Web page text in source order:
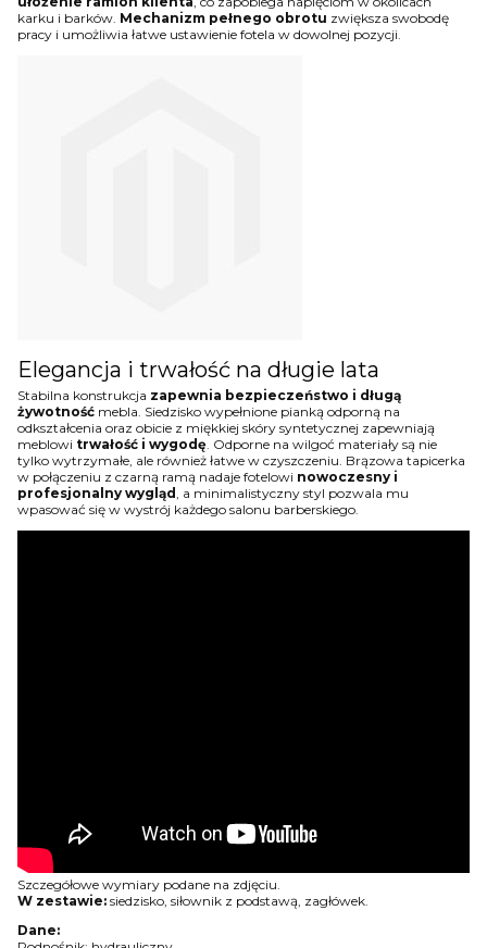
karku i barków. Mechanizm pełnego obrotu zwiększa swobodę
pracy i umożliwia łatwe ustawienie fotela w dowolnej pozycji.
Elegancja i trwałość na długie lata
Stabilna konstrukcja zapewnia bezpieczeństwo i długą
żywotność mebla. Siedzisko wypełnione pianką odporną na
odkształcenia oraz obicie z miękkiej skóry syntetycznej zapewniają
meblowi trwałość i wygodę . Odporne na wilgoć materiały są nie
tylko wytrzymałe, ale również łatwe w czyszczeniu. Brązowa tapicerka
w połączeniu z czarną ramą nadaje fotelowi nowoczesny i
profesjonalny wygląd , a minimalistyczny styl pozwala mu
wpasować się w wystrój każdego salonu barberskiego.
Szczegółowe wymiary podane na zdjęciu.
W zestawie: siedzisko, siłownik z podstawą, zagłówek.
Dane: